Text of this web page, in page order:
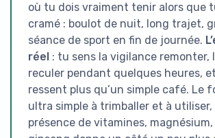
où tu dois vraiment tenir alors que
cramé : boulot de nuit, long trajet,
séance de sport en fin de journée.
réel : tu sens la vigilance
reculer pendant quelques heures,
ressent plus qu’un simple café. Le
ultra simple à trimballer et à utiliser,
présence de vitamines,